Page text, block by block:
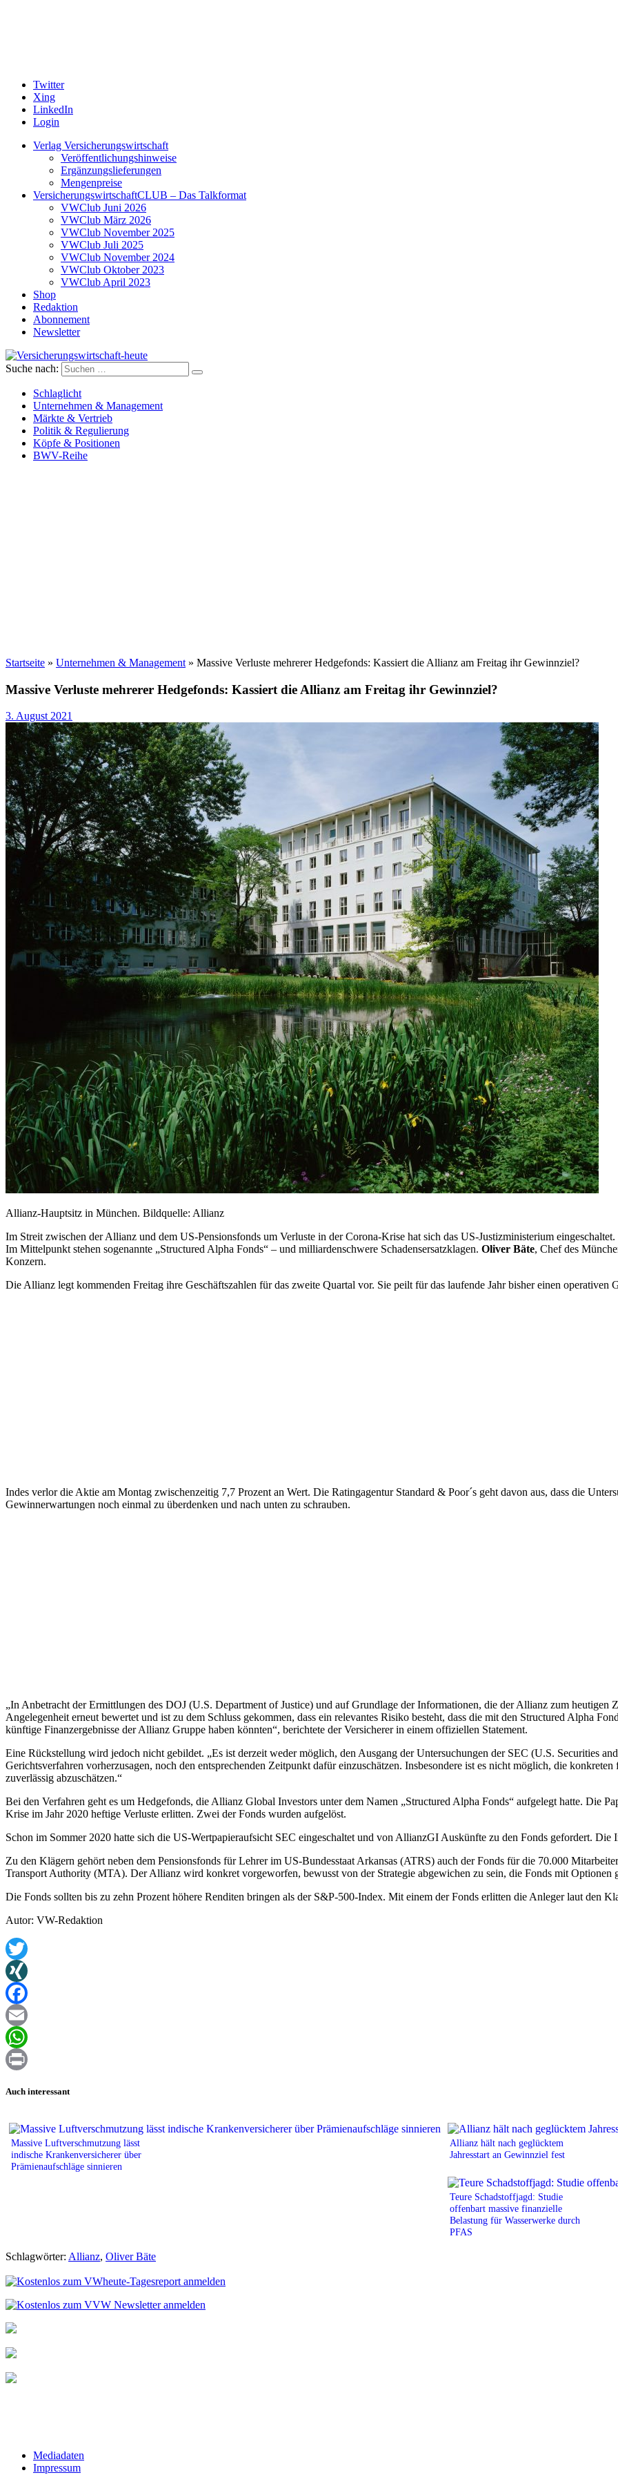
Twitter
Xing
LinkedIn
Login
Verlag Versicherungswirtschaft
Veröffentlichungshinweise
Ergänzungslieferungen
Mengenpreise
VersicherungswirtschaftCLUB – Das Talkformat
VWClub Juni 2026
VWClub März 2026
VWClub November 2025
VWClub Juli 2025
VWClub November 2024
VWClub Oktober 2023
VWClub April 2023
Shop
Redaktion
Abonnement
Newsletter
Versicherungswirtschaft-heute
Suche nach:
Schlaglicht
Unternehmen & Management
Märkte & Vertrieb
Politik & Regulierung
Köpfe & Positionen
BWV-Reihe
Startseite » Unternehmen & Management » Massive Verluste mehrerer Hedgefonds: Kassiert die Allianz am Freitag ihr Gewinnziel?
Massive Verluste mehrerer Hedgefonds: Kassiert die Allianz am Freitag ihr Gewinnziel?
3. August 2021
Allianz-Hauptsitz in München. Bildquelle: Allianz
Im Streit zwischen der Allianz und dem US-Pensionsfonds um Verluste in der Corona-Krise hat sich das US-Justizministerium
Im Mittelpunkt stehen sogenannte „Structured Alpha Fonds“ – und milliardenschwere Schadensersatzklagen. Oliver Bäte, Chef des
Konzern.
Die Allianz legt kommenden Freitag ihre Geschäftszahlen für das zweite Quartal vor. Sie peilt für das laufende Jahr bisher einen
Indes verlor die Aktie am Montag zwischenzeitig 7,7 Prozent an Wert. Die Ratingagentur Standard & Poor´s geht davon aus, dass die
Gewinnerwartungen noch einmal zu überdenken und nach unten zu schrauben.
„In Anbetracht der Ermittlungen des DOJ (U.S. Department of Justice) und auf Grundlage der Informationen, die der Allianz zum heutigen
Angelegenheit erneut bewertet und ist zu dem Schluss gekommen, dass ein relevantes Risiko besteht, dass die mit den Structured Alpha
künftige Finanzergebnisse der Allianz Gruppe haben könnten“, berichtete der Versicherer in einem offiziellen Statement.
Eine Rückstellung wird jedoch nicht gebildet. „Es ist derzeit weder möglich, den Ausgang der Untersuchungen der SEC (U.S. Securities
Gerichtsverfahren vorherzusagen, noch den entsprechenden Zeitpunkt dafür einzuschätzen. Insbesondere ist es nicht möglich, die
zuverlässig abzuschätzen.“
Bei den Verfahren geht es um Hedgefonds, die Allianz Global Investors unter dem Namen „Structured Alpha Fonds“ aufgelegt hatte. Die
Krise im Jahr 2020 heftige Verluste erlitten. Zwei der Fonds wurden aufgelöst.
Schon im Sommer 2020 hatte sich die US-Wertpapieraufsicht SEC eingeschaltet und von AllianzGI Auskünfte zu den Fonds gefordert. Die
Zu den Klägern gehört neben dem Pensionsfonds für Lehrer im US-Bundesstaat Arkansas (ATRS) auch der Fonds für die 70.000
Transport Authority (MTA). Der Allianz wird konkret vorgeworfen, bewusst von der Strategie abgewichen zu sein, die Fonds mit Optionen
Die Fonds sollten bis zu zehn Prozent höhere Renditen bringen als der S&P-500-Index. Mit einem der Fonds erlitten die Anleger laut den
Autor: VW-Redaktion
Twitter
XING
Facebook
Email
WhatsApp
Auch interessant
Massive Luftverschmutzung lässt
indische Krankenversicherer über
Prämienaufschläge sinnieren
Allianz hält nach geglücktem
Jahresstart an Gewinnziel fest
Teure Schadstoffjagd: Studie
offenbart massive finanzielle
Belastung für Wasserwerke durch
PFAS
Schlagwörter: Allianz, Oliver Bäte
Mediadaten
Impressum